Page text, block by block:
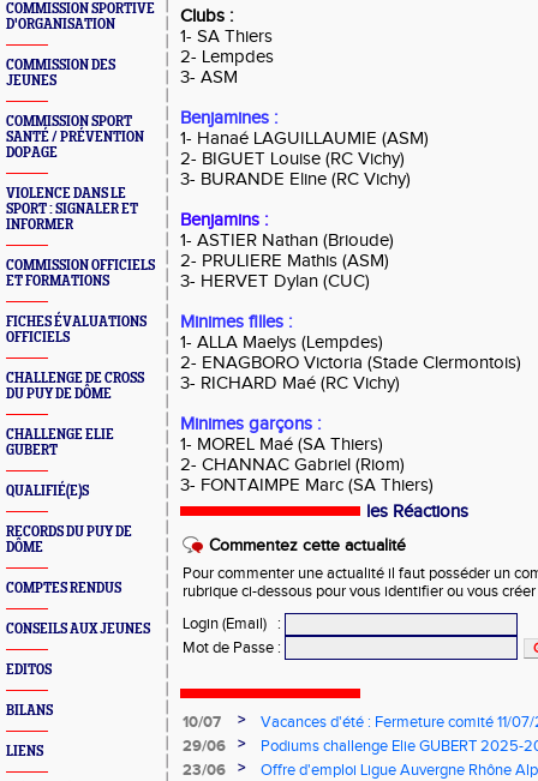
COMMISSION SPORTIVE
D'ORGANISATION
COMMISSION DES
JEUNES
COMMISSION SPORT
SANTÉ / PRÉVENTION
DOPAGE
VIOLENCE DANS LE
SPORT : SIGNALER ET
INFORMER
COMMISSION OFFICIELS
ET FORMATIONS
FICHES ÉVALUATIONS
OFFICIELS
CHALLENGE DE CROSS
DU PUY DE DÔME
CHALLENGE ELIE
GUBERT
QUALIFIÉ(E)S
RECORDS DU PUY DE
DÔME
COMPTES RENDUS
CONSEILS AUX JEUNES
EDITOS
BILANS
LIENS
Clubs :
1- SA Thiers
2- Lempdes
3- ASM
Benjamines :
1- Hanaé LAGUILLAUMIE (ASM)
2- BIGUET Louise (RC Vichy)
3- BURANDE Eline (RC Vichy)
Benjamins :
1- ASTIER Nathan (Brioude)
2- PRULIERE Mathis (ASM)
3- HERVET Dylan (CUC)
Minimes filles :
1- ALLA Maelys (Lempdes)
2- ENAGBORO Victoria (Stade Clermontois)
3- RICHARD Maé (RC Vichy)
Minimes garçons :
1- MOREL Maé (SA Thiers)
2- CHANNAC Gabriel (Riom)
3- FONTAIMPE Marc (SA Thiers)
les Réactions
Commentez cette actualité
Pour commenter une actualité il faut posséder un
rubrique ci-dessous pour vous identifier ou vous
Login (Email)
:
Mot de Passe :
10/07 >
Vacances d'été : Fermeture comité 11/
29/06
>
Podiums challenge Elie GUBERT 2025-
23/06
>
Offre d'emploi Ligue Auvergne Rhône